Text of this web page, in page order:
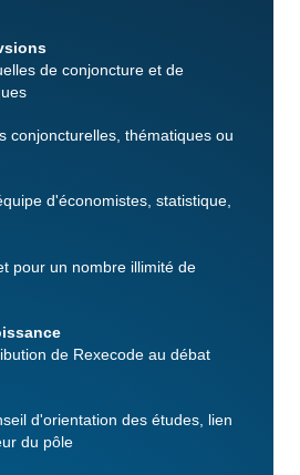
de conjoncture et de
conjoncturelles, thématiques ou
d'économistes, statistique,
pour un nombre illimité de
de Rexecode au débat
d'orientation des études, lien
du pôle